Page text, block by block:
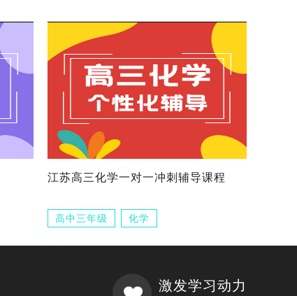
江苏高三化学一对一冲刺辅导课程
高中三年级 化学
激发学习动力